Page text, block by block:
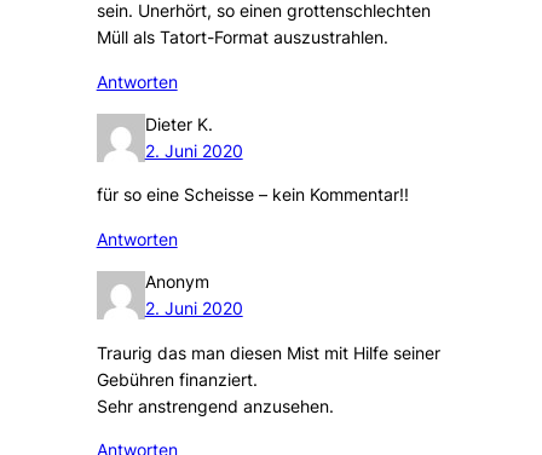
sein. Unerhört, so einen grottenschlechten
Müll als Tatort-Format auszustrahlen.
Antworten
Dieter K.
2. Juni 2020
für so eine Scheisse – kein Kommentar!!
Antworten
Anonym
2. Juni 2020
Traurig das man diesen Mist mit Hilfe seiner
Gebühren finanziert.
Sehr anstrengend anzusehen.
Antworten